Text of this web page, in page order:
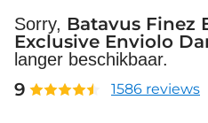
Sorry, Batavus Finez
Exclusive Enviolo
langer beschikbaar.
9 1586 reviews